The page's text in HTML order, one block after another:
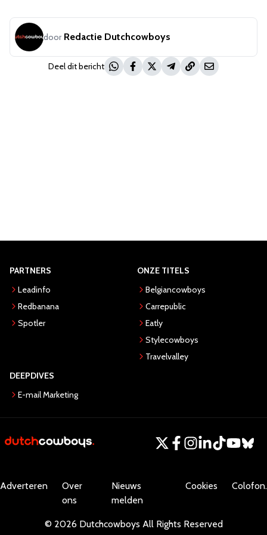
door Redactie Dutchcowboys
Deel dit bericht
PARTNERS
Leadinfo
Redbanana
Spotler
ONZE TITELS
Belgiancowboys
Carrepublic
Eatly
Stylecowboys
Travelvalley
DEEPDIVES
E-mail Marketing
Adverteren
Over
ons
Nieuws
melden
Cookies Colofon.
© 2026 Dutchcowboys All Rights Reserved